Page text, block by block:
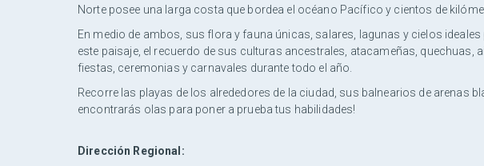
Norte posee una larga costa que bordea el océano Pacífico y cientos de
En medio de ambos, sus flora y fauna únicas, salares, lagunas y cielos
este paisaje, el recuerdo de sus culturas ancestrales, atacameñas,
fiestas, ceremonias y carnavales durante todo el año.
Recorre las playas de los alrededores de la ciudad, sus balnearios de arenas
encontrarás olas para poner a prueba tus habilidades!
Dirección Regional: